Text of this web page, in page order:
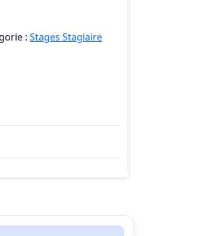
: Stages Stagiaire